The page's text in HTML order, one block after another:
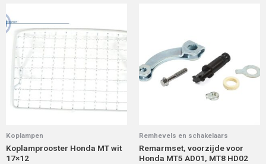
Koplampen
Koplamprooster Honda MT wit
17×12
Remhevels en schakelaars
Remarmset, voorzijde voor
Honda MT5 AD01, MT8 HD02